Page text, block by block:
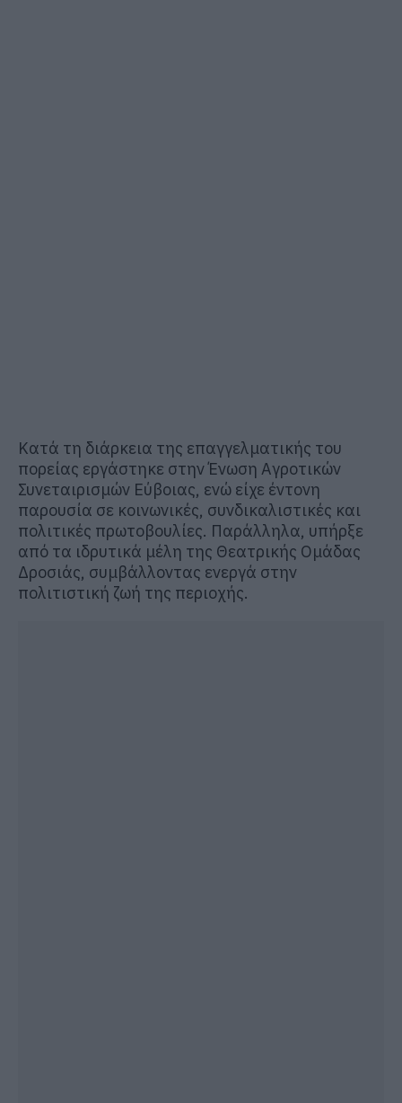
Κατά τη διάρκεια της επαγγελματικής του
πορείας εργάστηκε στην Ένωση Αγροτικών
Συνεταιρισμών Εύβοιας, ενώ είχε έντονη
παρουσία σε κοινωνικές, συνδικαλιστικές και
πολιτικές πρωτοβουλίες. Παράλληλα, υπήρξε
από τα ιδρυτικά μέλη της Θεατρικής Ομάδας
Δροσιάς, συμβάλλοντας ενεργά στην
πολιτιστική ζωή της περιοχής.